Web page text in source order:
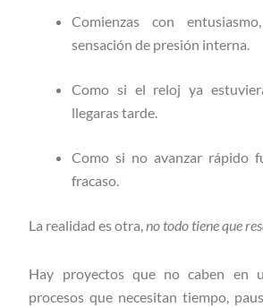
Comienzas con
sensación de presión interna.
Como si el reloj ya
llegaras tarde.
Como si no avanzar rápido
fracaso.
La realidad es otra,no todo tiene que
Hay proyectos que no caben en
procesos que necesitan tiempo,